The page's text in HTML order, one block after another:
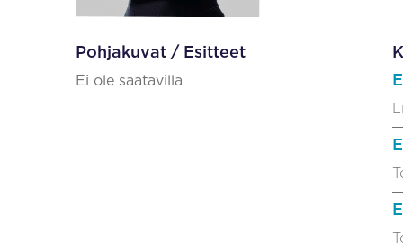
Pohjakuvat / Esitteet
Ei ole saatavilla